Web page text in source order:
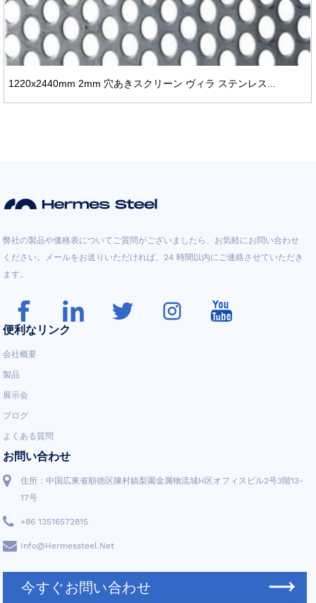
1220x2440mm 2mm 穴あきスクリーン ヴィラ ステンレス...
弊社の製品や価格表についてご質問がございましたら、お気軽にお問い合わせ
ください。メールをお送りいただければ、24 時間以内にご連絡させていただき
ます。
便利なリンク
会社概要
製品
展示会
ブログ
よくある質問
お問い合わせ
住所：中国広東省順徳区陳村鎮梨園金属物流城H区オフィスビル2号3階13-
17号
+86 13516572815
Info@hermessteel.net
今すぐお問い合わせ